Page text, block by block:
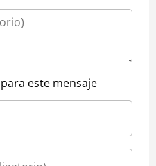
este mensaje